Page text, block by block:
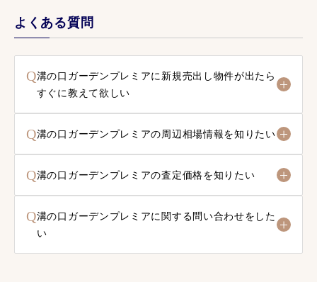
よくある質問
Q溝の口ガーデンプレミアに新規売出し物件が出たら
すぐに教えて欲しい
Q溝の口ガーデンプレミアの周辺相場情報を知りたい
Q溝の口ガーデンプレミアの査定価格を知りたい
Q溝の口ガーデンプレミアに関する問い合わせをした
い